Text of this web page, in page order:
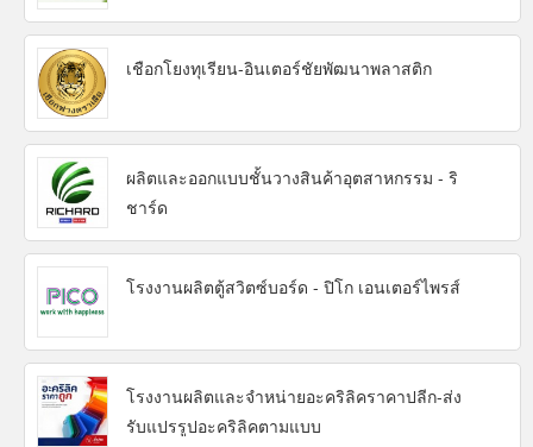
เชือกโยงทุเรียน-อินเตอร์ชัยพัฒนาพลาสติก
ผลิตและออกแบบชั้นวางสินค้าอุตสาหกรรม - ริ
ชาร์ด
โรงงานผลิตตู้สวิตซ์บอร์ด - ปิโก เอนเตอร์ไพรส์
โรงงานผลิตและจำหน่ายอะคริลิคราคาปลีก-ส่ง
รับแปรรูปอะคริลิคตามแบบ